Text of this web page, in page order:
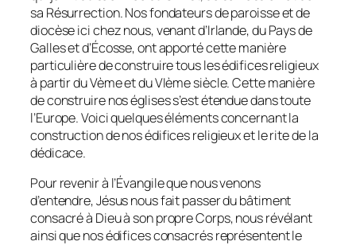
sa Résurrection. Nos fondateurs de paroisse et de
diocèse ici chez nous, venant d’Irlande, du Pays de
Galles et d’Écosse, ont apporté cette manière
particulière de construire tous les édifices religieux
à partir du Vème et du VIème siècle. Cette manière
de construire nos églises s’est étendue dans toute
l’Europe. Voici quelques éléments concernant la
construction de nos édifices religieux et le rite de la
dédicace.
Pour revenir à l’Évangile que nous venons
d’entendre, Jésus nous fait passer du bâtiment
consacré à Dieu à son propre Corps, nous révélant
ainsi que nos édifices consacrés représentent le